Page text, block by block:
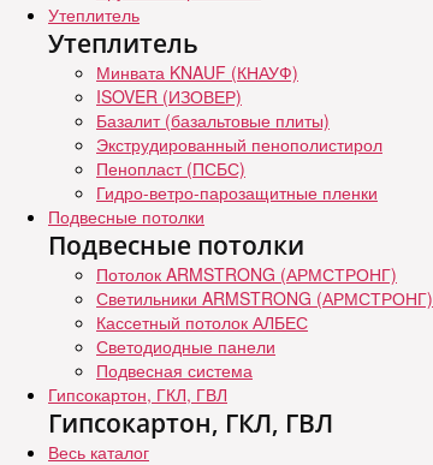
Утеплитель
Утеплитель
Минвата KNAUF (КНАУФ)
ISOVER (ИЗОВЕР)
Базалит (базальтовые плиты)
Экструдированный пенополистирол
Пенопласт (ПСБС)
Гидро-ветро-парозащитные пленки
Подвесные потолки
Подвесные потолки
Потолок ARMSTRONG (АРМСТРОНГ)
Светильники ARMSTRONG (АРМСТРОНГ)
Кассетный потолок АЛБЕС
Светодиодные панели
Подвесная система
Гипсокартон, ГКЛ, ГВЛ
Гипсокартон, ГКЛ, ГВЛ
Весь каталог